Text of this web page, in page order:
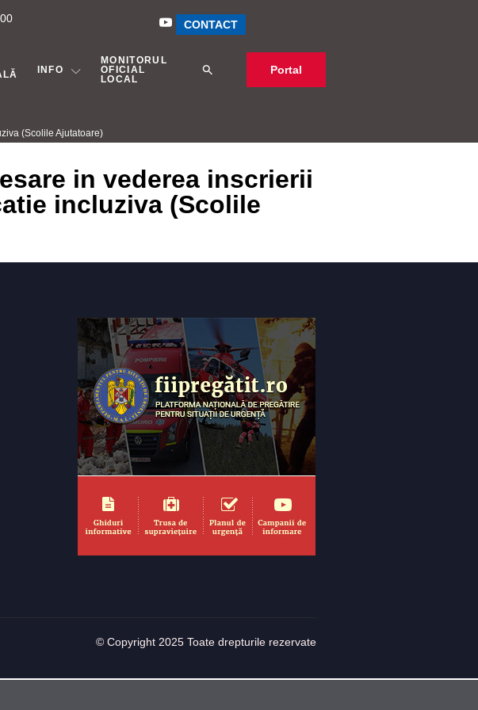
CONTACT
INFO
MONITORUL
OFICIAL
LOCAL
Portal
(Scolile Ajutatoare)
in vederea inscrierii
incluziva (Scolile
© Copyright 2025 Toate drepturile rezervate